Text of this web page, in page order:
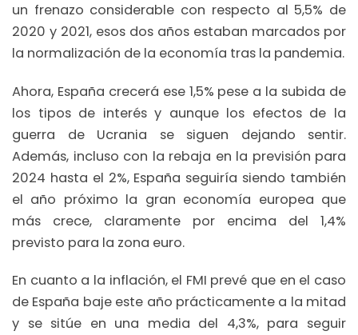
un frenazo considerable con respecto al 5,5% de
2020 y 2021, esos dos años estaban marcados por
la normalización de la economía tras la pandemia.
Ahora, España crecerá ese 1,5% pese a la subida de
los tipos de interés y aunque los efectos de la
guerra de Ucrania se siguen dejando sentir.
Además, incluso con la rebaja en la previsión para
2024 hasta el 2%, España seguiría siendo también
el año próximo la gran economía europea que
más crece, claramente por encima del 1,4%
previsto para la zona euro.
En cuanto a la inflación, el FMI prevé que en el caso
de España baje este año prácticamente a la mitad
y se sitúe en una media del 4,3%, para seguir